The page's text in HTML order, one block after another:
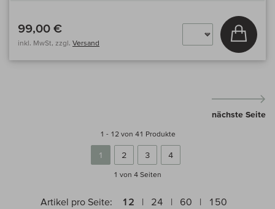
99,00 €
inkl. MwSt, zzgl. Versand
In
1 - 12 von 41 Produkte
1 2 3 4
nächste Seite
1 von 4 Seiten
Artikel pro Seite: 12 24 60 150